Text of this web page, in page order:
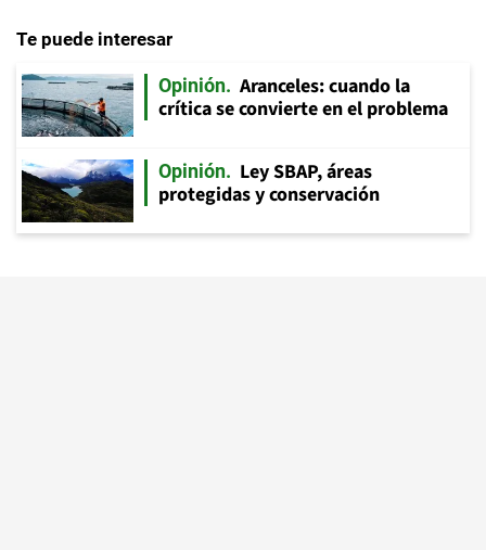
Te puede interesar
Opinión
Aranceles: cuando la
crítica se convierte en el problema
Opinión
Ley SBAP, áreas
protegidas y conservación